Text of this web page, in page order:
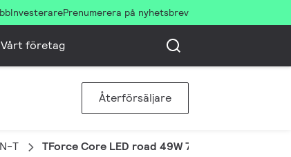
InvesterarePrenumerera på nyhetsbrev
Vårt företag
Återförsäljare
T TForce Core LED road 49W 740 E40 MV